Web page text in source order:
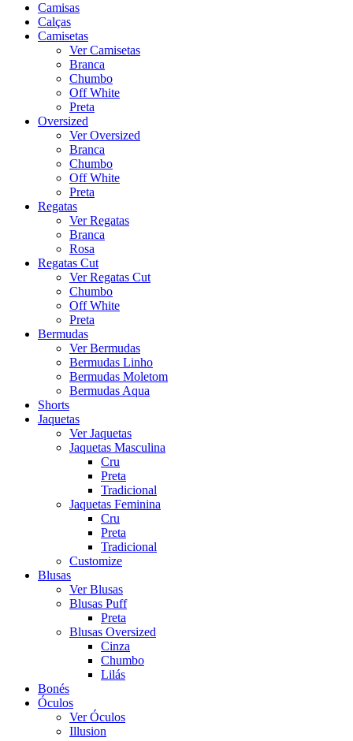
Camisas
Calças
Camisetas
Ver Camisetas
Branca
Chumbo
Off White
Preta
Oversized
Ver Oversized
Branca
Chumbo
Off White
Preta
Regatas
Ver Regatas
Branca
Rosa
Regatas Cut
Ver Regatas Cut
Chumbo
Off White
Preta
Bermudas
Ver Bermudas
Bermudas Linho
Bermudas Moletom
Bermudas Aqua
Shorts
Jaquetas
Ver Jaquetas
Jaquetas Masculina
Cru
Preta
Tradicional
Jaquetas Feminina
Cru
Preta
Tradicional
Customize
Blusas
Ver Blusas
Blusas Puff
Preta
Blusas Oversized
Cinza
Chumbo
Lilás
Bonés
Óculos
Ver Óculos
Illusion